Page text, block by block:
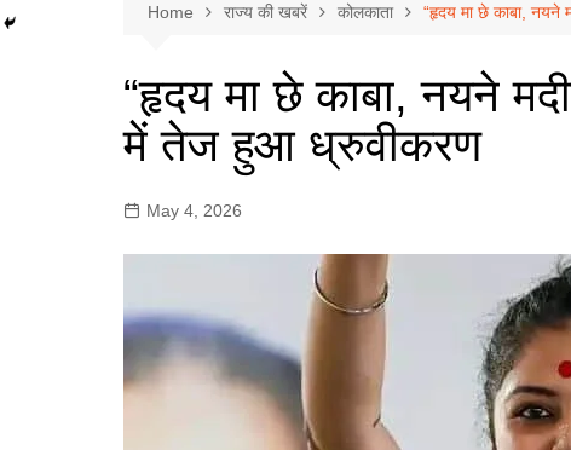
पटना
कोलकाता
नई दिल्ली
मुम्बई
कानपुर
आज़मगढ़
ग़ाज़ीपुर
बलिया
लखनऊ
सोनभद्र
Home राज्य की खबरें कोलकाता “हृदय मा छे काबा, नयने
“हृदय मा छे काबा, नयने
में तेज हुआ ध्रुवीकरण
May 4, 2026